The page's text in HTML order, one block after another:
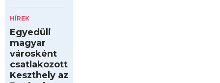
HÍREK
Egyedüli
magyar
városként
csatlakozott
Keszthely az